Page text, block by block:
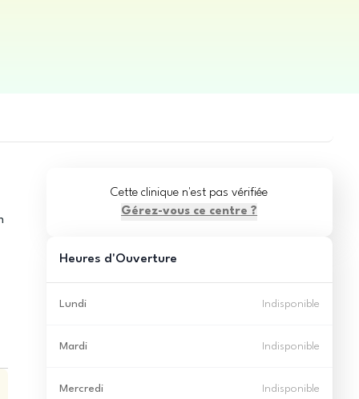
Cette clinique n'est pas vérifiée
Gérez-vous ce centre ?
Heures d'Ouverture
Lundi Indisponible
Mardi Indisponible
Mercredi Indisponible